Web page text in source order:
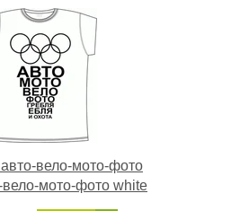
вело-мото-фото
вело-мото-фото white